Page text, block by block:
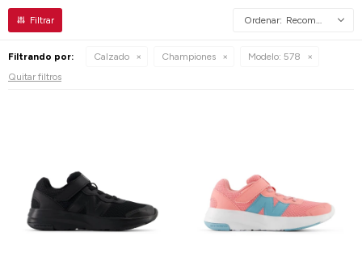
Recomendados
Filtrando por: Calzado Championes Modelo: 578
Quitar filtros